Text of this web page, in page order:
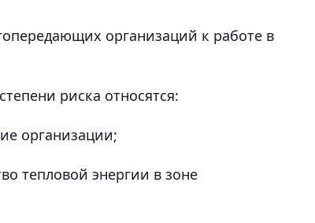
организаций к работе в
риска относятся:
организации;
тепловой энергии в зоне